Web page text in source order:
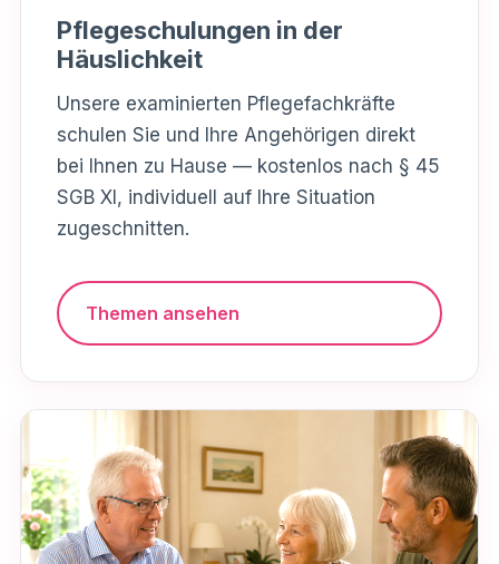
Pflegeschulungen in der
Häuslichkeit
Unsere examinierten Pflegefachkräfte
schulen Sie und Ihre Angehörigen direkt
bei Ihnen zu Hause — kostenlos nach § 45
SGB XI, individuell auf Ihre Situation
zugeschnitten.
Themen ansehen